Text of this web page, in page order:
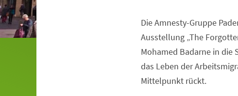
Die Amnesty-Gruppe
Ausstellung „The
Mohamed Badarne in die
das Leben der
Mittelpunkt rückt.